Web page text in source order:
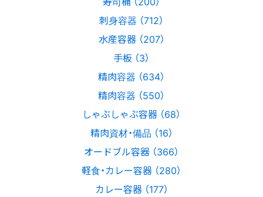
刺身容器 （712）
水産容器 （207）
手板 （3）
精肉容器 （634）
精肉容器 （550）
しゃぶしゃぶ容器 （68）
精肉資材・備品 （16）
オードブル容器 （366）
軽食・カレー容器 （280）
カレー容器 （177）